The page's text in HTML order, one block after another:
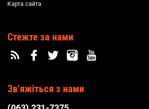
Карта сайта
Стежте за нами
Зв'яжіться з нами